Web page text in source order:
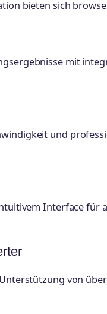
bieten sich
mit
und
Interface für
von